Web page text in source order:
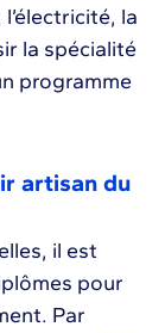
la
la spécialité
programme
artisan du
il est
pour
Par